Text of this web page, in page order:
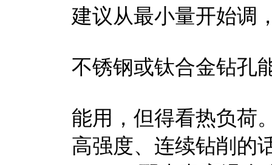
建议从最小量开始调
不锈钢或钛合金钻孔
能用，但得看热负荷
高强度、连续钻削的